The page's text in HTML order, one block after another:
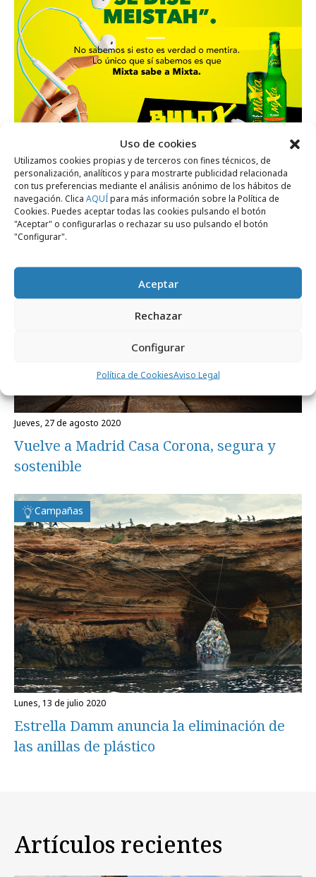
Uso de cookies
Utilizamos cookies propias y de terceros con fines técnicos, de
personalización, analíticos y para mostrarte publicidad relacionada
con tus preferencias mediante el análisis anónimo de los hábitos de
navegación. Clica AQUÍpara más información sobre la Política de
Cookies. Puedes aceptar todas las cookies pulsando el botón
"Aceptar" o configurarlas o rechazar su uso pulsando el botón
"Configurar".
Aceptar
Rechazar
Configurar
Política de CookiesAviso Legal
miércoles, 21 de octubre 2020
Havas lanza los "BuloX con X de MiXta"
Campañas
jueves, 27 de agosto 2020
Vuelve a Madrid Casa Corona, segura y
sostenible
Campañas
lunes, 13 de julio 2020
Estrella Damm anuncia la eliminación de
las anillas de plástico
Artículos recientes